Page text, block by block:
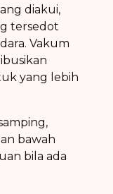
diakui,
tersedot
Vakum
yang lebih
bawah
bila ada